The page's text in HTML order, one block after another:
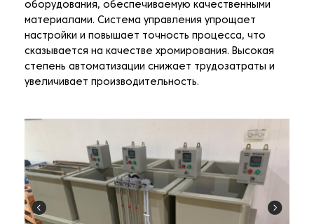
оборудования, обеспечиваемую качественными
материалами. Система управления упрощает
настройки и повышает точность процесса, что
сказывается на качестве хромирования. Высокая
степень автоматизации снижает трудозатраты и
увеличивает производительность.